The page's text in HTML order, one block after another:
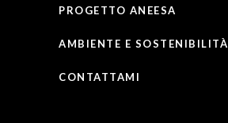
PROGETTO ANEESA
AMBIENTE E SOSTENIBILITÀ
CONTATTAMI